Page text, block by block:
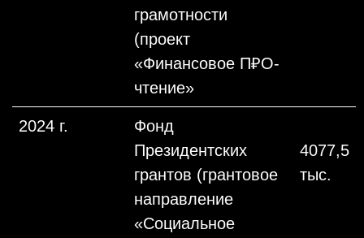
грамотности
(проект
«Финансовое П₽О-
чтение»
2024 г.
Фонд
Президентских
грантов (грантовое
направление
«Социальное
4077,5
тыс.